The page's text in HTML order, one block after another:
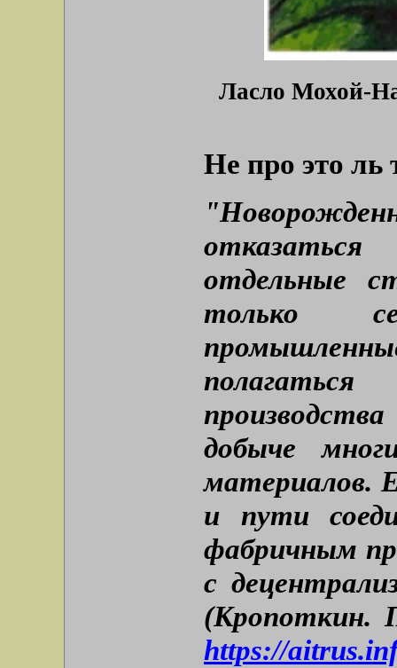
Ласло Мохой-
Не про это ль
отдельные
только
добыче
материалов.
и пути
фабричным
с
(Кропоткин.
https://